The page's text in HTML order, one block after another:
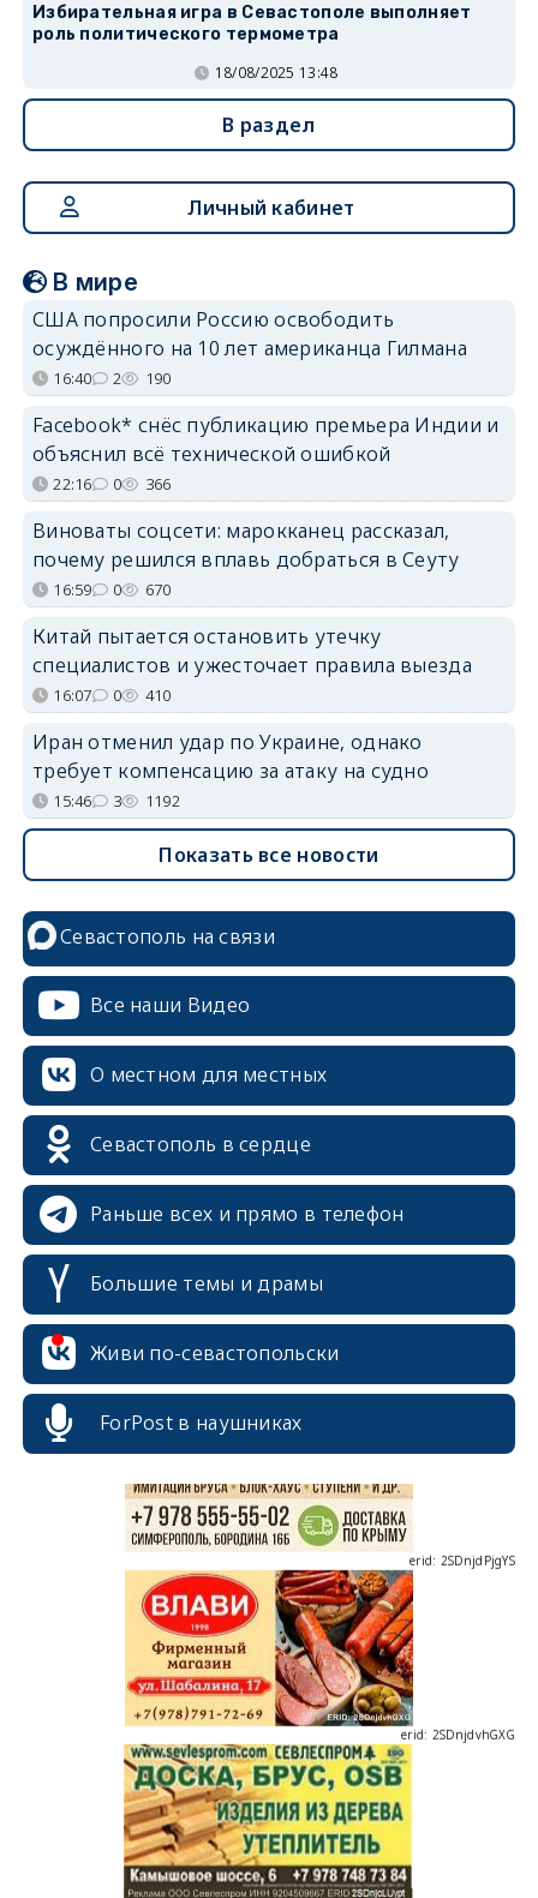
Избирательная игра в Севастополе выполняет
роль политического термометра
18/08/2025 13:48
В раздел
Личный кабинет
В мире
США попросили Россию освободить
осуждённого на 10 лет американца Гилмана
16:40 2 190
Facebook* снёс публикацию премьера Индии и
объяснил всё технической ошибкой
22:16 0 366
Виноваты соцсети: марокканец рассказал,
почему решился вплавь добраться в Сеуту
16:59 0 670
Китай пытается остановить утечку
специалистов и ужесточает правила выезда
16:07 0 410
Иран отменил удар по Украине, однако
требует компенсацию за атаку на судно
15:46 3 1192
Показать все новости
Севастополь на связи
Все наши Видео
О местном для местных
Севастополь в сердце
Раньше всех и прямо в телефон
Большие темы и драмы
Живи по-севастопольски
ForPost в наушниках
erid: 2SDnjcrDNw6
erid: 2SDnjdPjgYS
erid: 2SDnjdvhGXG